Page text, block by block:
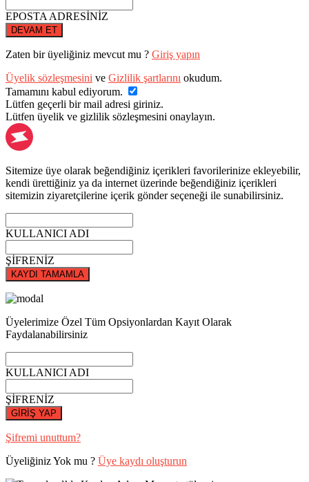
EPOSTA ADRESİNİZ
DEVAM ET
Zaten bir üyeliğiniz mevcut mu ? Giriş yapın
Üyelik sözleşmesini ve Gizlilik şartlarını okudum.
Tamamını kabul ediyorum.
Lütfen geçerli bir mail adresi giriniz.
Lütfen üyelik ve gizlilik sözleşmesini onaylayın.
Sitemize üye olarak beğendiğiniz içerikleri favorilerinize ekleyebilir,
kendi ürettiğiniz ya da internet üzerinde beğendiğiniz içerikleri
sitemizin ziyaretçilerine içerik gönder seçeneği ile sunabilirsiniz.
KULLANICI ADI
ŞİFRENİZ
KAYDI TAMAMLA
Üyelerimize Özel Tüm Opsiyonlardan Kayıt Olarak
Faydalanabilirsiniz
KULLANICI ADI
ŞİFRENİZ
GİRİŞ YAP
Şifremi unuttum?
Üyeliğiniz Yok mu ? Üye kaydı oluşturun